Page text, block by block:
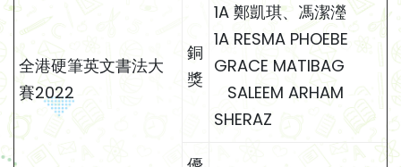
全港硬筆英文書法大
賽2022
銅
獎
1A 鄭凱琪、馮潔瀅
1A RESMA PHOEBE
GRACE MATIBAG
SALEEM ARHAM
SHERAZ